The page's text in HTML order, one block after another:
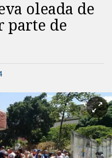
oleada de
parte de